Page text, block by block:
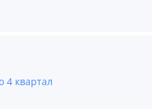
4 квартал